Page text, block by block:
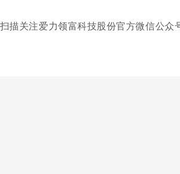
扫描关注爱力领富科技股份官方微信公众